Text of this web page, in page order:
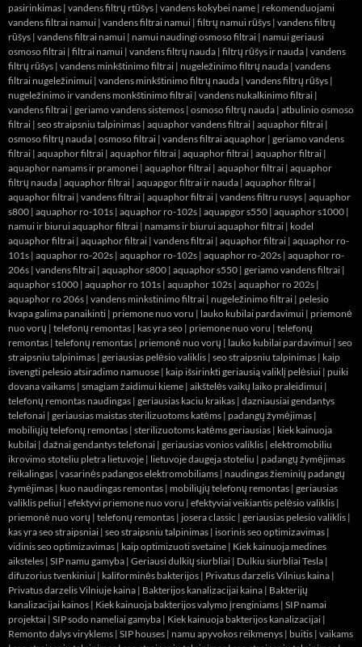
pasirinkimas | vandens filtrų rtūšys | vandens kokybei name | rekomenduojami
vandens filtrai namui | vandens filtrai namui | filtrų namui rūšys | vandens filtrų
rūšys | vandens filtrai namui | namui naudingi osmoso filtrai | namui geriausi
osmoso filtrai | filtrai namui | vandens filtrų nauda | filtrų rūšys ir nauda | vandens
filtrų rūšys | vandens minkštinimo filtrai | nugeležinimo filtrų nauda | vandens
filtrai nugeležinimui | vandens minkštinimo filtrų nauda | vandens filtrų rūšys |
nugeležinimo ir vandens monkštinimo filtrai | vandens nukalkinimo filtrai |
vandens filtrai | geriamo vandens sistemos | osmoso filtrų nauda | atbulinio osmoso
filtrai | seo straipsniu talpinimas | aquaphor vandens filtrai | aquaphor filtrai |
osmoso filtrų nauda | osmoso filtrai | vandens filtrai aquaphor | geriamo vandens
filtrai | aquaphor filtrai | aquaphor filtrai | aquaphor filtrai | aquaphor filtrai |
aquaphor namams ir pramonei | aquaphor filtrai | aquaphor filtrai | aquaphor
filtrų nauda | aquaphor filtrai | aquapgor filtrai ir nauda | aquaphor filtrai |
aquaphor filtrai | vandens filtrai | aquaphor filtrai | vandens filtru rusys | aquaphor
s800 | aquaphor ro-101s | aquaphor ro-102s | aquapgor s550 | aquaphor s1000 |
namui ir biurui aquaphor filtrai | namams ir biurui aquaphor filtrai | kodel
aquaphor filtrai | aquaphor filtrai | vandens filtrai | aquaphor filtrai | aquaphor ro-
101s | aquaphor ro-202s | aquaphor ro-102s | aquaphor ro-202s | aquaphor ro-
206s | vandens filtrai | aquaphor s800 | aquaphor s550 | geriamo vandens filtrai |
aquaphor s1000 | aquaphor ro 101s | aquaphor 102s | aquaphor ro 202s |
aquaphor ro 206s | vandens minkstinimo filtrai | nugeležinimo filtrai | pelesio
kvapa galima panaikinti | priemone nuo voru | lauko kubilai pardavimui | priemonė
nuo vorų | telefonų remontas | kas yra seo | priemone nuo voru | telefonų
remontas | telefonų remontas | priemonė nuo vorų | lauko kubilai pardavimui | seo
straipsniu talpinimas | geriausias pelėsio valiklis | seo straipsniu talpinimas | kaip
isvengti pelesio atsiradimo namuose | kaip išsirinkti geriausią valiklį pelėsiui | puiki
dovana vaikams | smagiam žaidimui kieme | aikštelės vaikų laiko praleidimui |
telefonų remontas naudingas | geriausias kaciu kraikas | dazniausiai gendantys
telefonai | geriausias maistas sterilizuotoms katėms | padangų žymėjimas |
mobiliųjų telefonų remontas | sterilizuotoms katėms geriausias | kiek kainuoja
kubilai | dažnai gendantys telefonai | geriausias vonios valiklis | elektromobiliu
ikrovimo stoteliu pletra lietuvoje | lietuvoje daugeja stoteliu | padangų žymėjimas
reikalingas | vasarinės padangos elektromobiliams | naudingas žieminių padangų
žymėjimas | kuo naudingas remontas | mobiliųjų telefonų remontas | geriausias
valiklis peliui | efektyvi priemone nuo voru | efektyviai veikiantis pelėsio valiklis |
priemonė nuo vorų | telefonų remontas | josera classic | geriausias pelesio valiklis |
kas yra seo straipsniai | seo straipsniu talpinimas | isorinis seo optimizavimas |
vidinis seo optimizavimas | kaip optimizuoti svetaine | Kiek kainuoja medines
aiksteles | SIP namu gamyba | Geriausi dulkių siurbliai | Dulkiu siurbliai Tesla |
difuzorius tvenkiniui | kaliforminės bakterijos | Privatus darzelis Vilnius kaina |
Privatus darzelis Vilniuje kaina | Bakterijos kanalizacijai kaina | Bakterijų
kanalizacijai kainos | Kiek kainuoja bakterijos valymo įrenginiams | SIP namai
projektai | SIP sodo nameliai gamyba | Kiek kainuoja bakterijos kanalizacijai |
Remonto dalys viryklems | SIP houses | namu apyvokos reikmenys | buitis | vaikams